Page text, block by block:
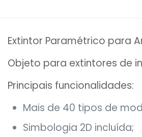
Extintor Paramétrico para
Objeto para extintores de
Principais funcionalidades:
Mais de 40 tipos de
Simbologia 2D incluída;